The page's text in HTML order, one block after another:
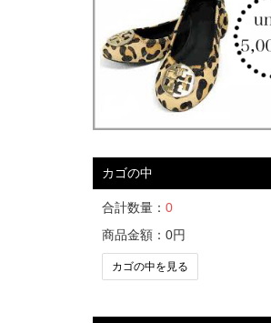
カゴの中
合計数量： 0
商品金額： 0円
カゴの中を見る